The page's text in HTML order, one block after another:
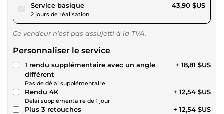
Service basiquepour 40,46 $US
2 jours de réalisation
43,90 $US
Ce vendeur n’est pas assujetti à la TVA.
Personnaliser le service
1 rendu supplémentaire avec un angle
différent
Pas de délai supplémentaire
+ 18,81 $US
Rendu 4K
Délai supplémentaire de 1 jour
+ 12,54 $US
Plus 3 retouches + 12,54 $US